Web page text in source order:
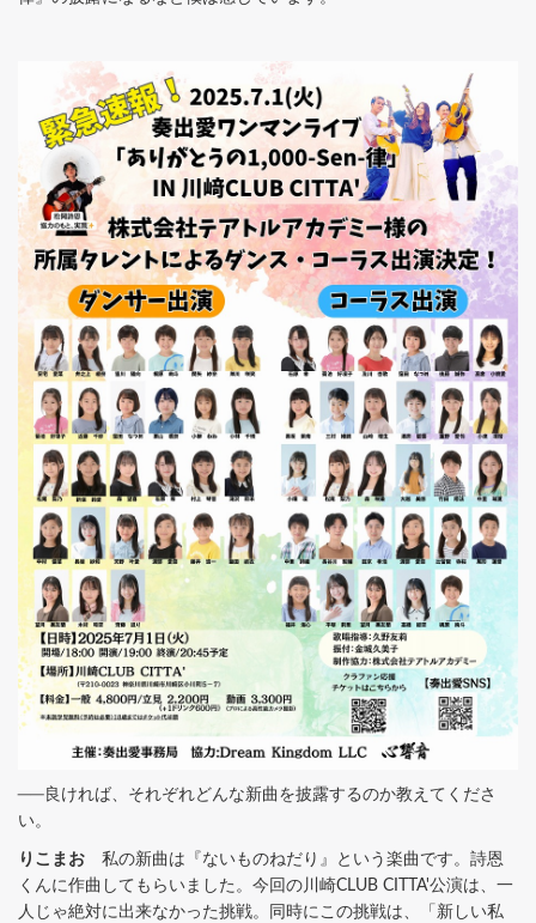
──良ければ、それぞれどんな新曲を披露するのか教えてくださ
い。
りこまお 私の新曲は『ないものねだり』という楽曲です。詩恩
くんに作曲してもらいました。今回の川崎CLUB CITTA'公演は、一
人じゃ絶対に出来なかった挑戦。同時にこの挑戦は、「新しい私